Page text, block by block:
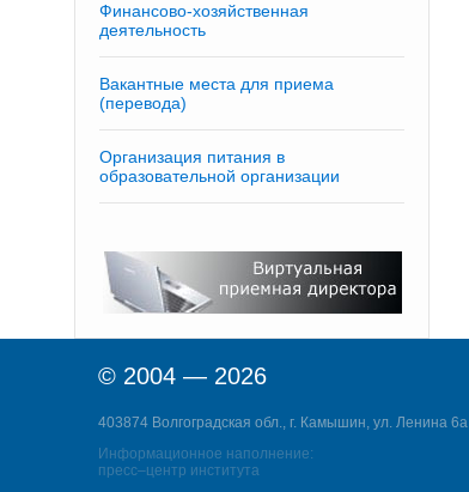
Финансово-хозяйственная
деятельность
Вакантные места для приема
(перевода)
Организация питания в
образовательной организации
© 2004 — 2026
403874 Волгоградская обл., г. Камышин, ул. Ленина 6а
Информационное наполнение:
пресс–центр института